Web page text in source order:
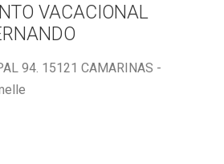
VACACIONAL
94. 15121 CAMARINAS -